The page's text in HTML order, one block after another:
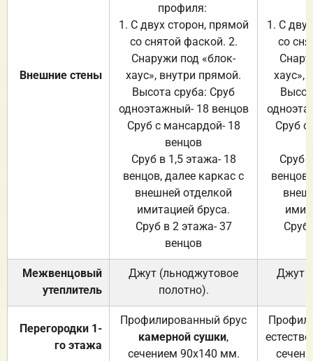
Внешние стены
профиля:
1. С двух сторон, прямой
со снятой фаской. 2.
Снаружи под «блок-
хаус», внутри прямой.
Высота сруба: Сруб
одноэтажный- 18 венцов
Сруб с мансардой- 18
венцов
Сруб в 1,5 этажа- 18
венцов, далее каркас с
внешней отделкой
имитацией бруса.
Сруб в 2 этажа- 37
венцов
1. С
со
хаус»,
Сруб с
Сруб
Сруб
Межвенцовый
утеплитель
Джут (льноджутовое
полотно).
Джут
Перегородки 1-
го этажа
Профилированный брус
камерной сушки,
сечением 90х140 мм.